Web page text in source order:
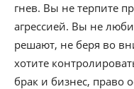
гнев. Вы не терпите
агрессией. Вы не
решают, не беря во
хотите
брак и бизнес, право